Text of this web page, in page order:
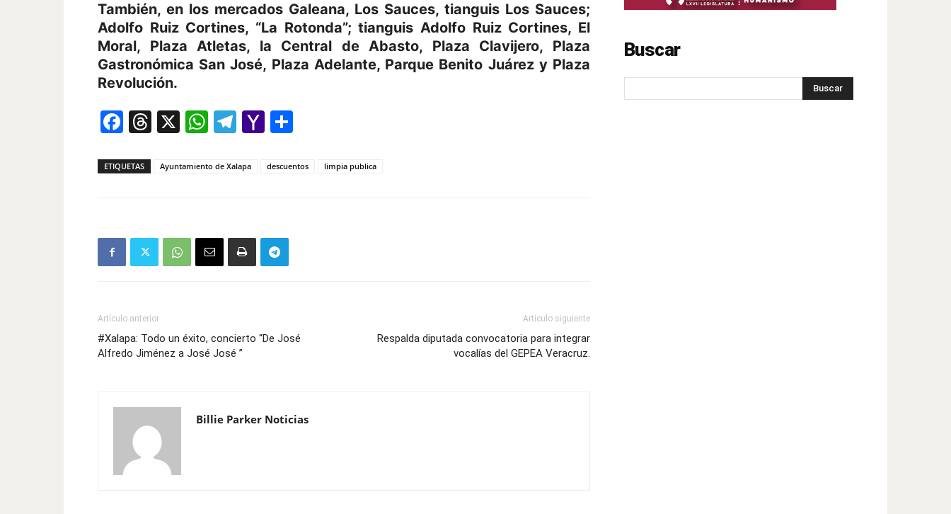
También, en los mercados Galeana, Los Sauces, tianguis Los Sauces;
Adolfo Ruiz Cortines, “La Rotonda”; tianguis Adolfo Ruiz Cortines, El
Moral, Plaza Atletas, la Central de Abasto, Plaza Clavijero, Plaza
Gastronómica San José, Plaza Adelante, Parque Benito Juárez y Plaza
Revolución.
Facebook
Threads
X WhatsApp
Telegram
Yahoo
ETIQUETAS Ayuntamiento de Xalapa descuentos limpia publica
Artículo anterior
#Xalapa: Todo un éxito, concierto “De José
Alfredo Jiménez a José José ”
Artículo siguiente
Respalda diputada convocatoria para integrar
vocalías del GEPEA Veracruz.
Billie Parker Noticias
Buscar